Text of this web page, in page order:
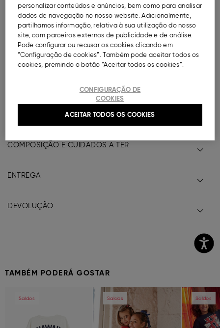
DESCRIÇÃO
Sweatshirt de felpa com estampado alusivo à banda
canelado, assim como os punhos e a base. Punhos
000041148239013
COMPOSIÇÃO E CUIDADOS A TER
ENTREGA
DEVOLUÇÃO
TAMBÉM PODERÁ GOSTAR
Saldos
Next
Saldos
Previous Next
Saldos
Previous
personalizar conteúdos e anúncios, bem como para analisar
dados de navegação no nosso website. Adicionalmente,
partilhamos informação, relativa à sua utilização do nosso
site, com parceiros externos de publicidade e de análise.
Pode configurar ou recusar os cookies clicando em
“Configuração de cookies”. Também pode aceitar todos os
cookies, premindo o botão “Aceitar todos os cookies”.
CONFIGURAÇÃO DE
COOKIES
ACEITAR TODOS OS COOKIES